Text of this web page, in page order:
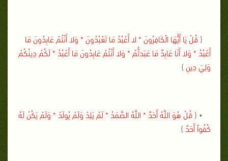
{قُلْ يَا أَيُّهَا الْكَافِرُونَ * لا أَعْبُدُ مَا تَعْبُدُونَ * وَلا أَنْتُمْ عَابِدُونَ مَا
أَعْبُدُ * وَلا أَنَا عَابِدٌ مَا عَبَدتُّمْ * وَلا أَنْتُمْ عَابِدُونَ مَا أَعْبُدُ * لَكُمْ دِينُكُمْ
وَلِيَ دِينِ}
• {قُلْ هُوَ اللَّهُ أَحَدٌ * اللَّهُ الصَّمَدُ * لَمْ يَلِدْ وَلَمْ يُولَدْ * وَلَمْ يَكُنْ لَهُ
كُفُواً أَحَدٌ }